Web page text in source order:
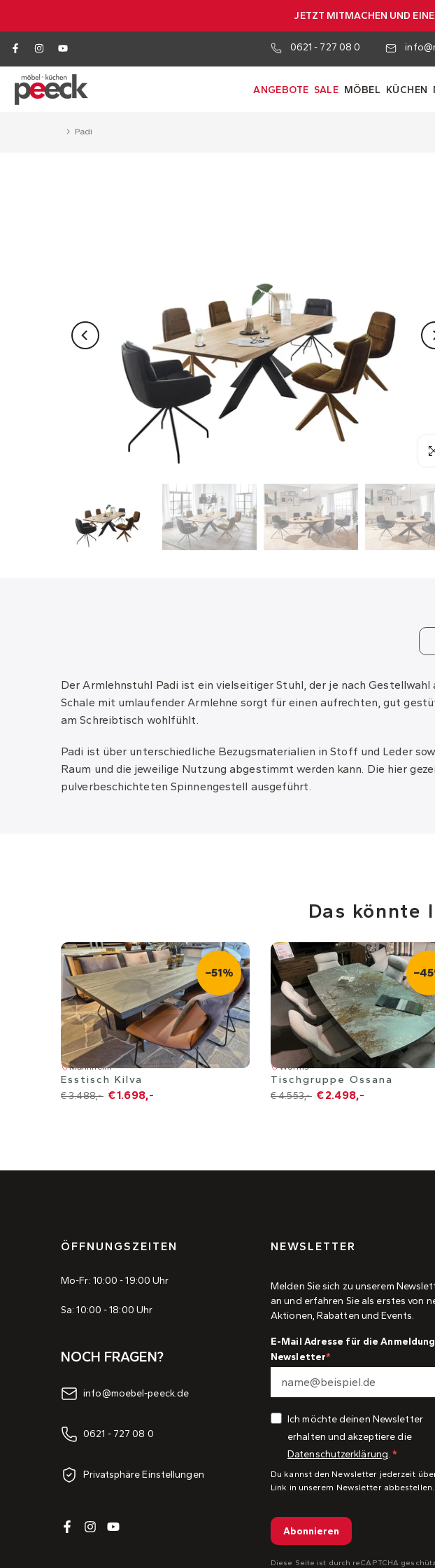
JETZT MITMACHEN UND
0621 - 727 08 0
ANGEBOTE SALE MÖBEL KÜCHEN
Padi
Der Armlehnstuhl Padi ist ein vielseitiger Stuhl, der je nach
Schale mit umlaufender Armlehne sorgt für einen aufrechten, gut
am Schreibtisch wohlfühlt.
Padi ist über unterschiedliche Bezugsmaterialien in Stoff und Leder
Raum und die jeweilige Nutzung abgestimmt werden kann. Die hier
pulverbeschichteten Spinnengestell ausgeführt.
Das könnte
−51%
Mannheim
Esstisch Kilva
€ 3.488,- € 1.698,-
Worms
Tischgruppe Ossana
€ 4.553,- € 2.498,-
ÖFFNUNGSZEITEN
Mo-Fr: 10:00 - 19:00 Uhr
Sa: 10:00 - 18:00 Uhr
NOCH FRAGEN?
info@moebel-peeck.de
0621 - 727 08 0
Privatsphäre Einstellungen
NEWSLETTER
Melden Sie sich zu unserem
an und erfahren Sie als erstes von
Aktionen, Rabatten und Events.
E-Mail Adresse für die
Newsletter
Ich möchte deinen Newsletter
erhalten und akzeptiere die
Datenschutzerklärung.
Du kannst den Newsletter jederzeit
Link in unserem Newsletter abbestellen.
Abonnieren
Diese Seite ist durch reCAPTCHA